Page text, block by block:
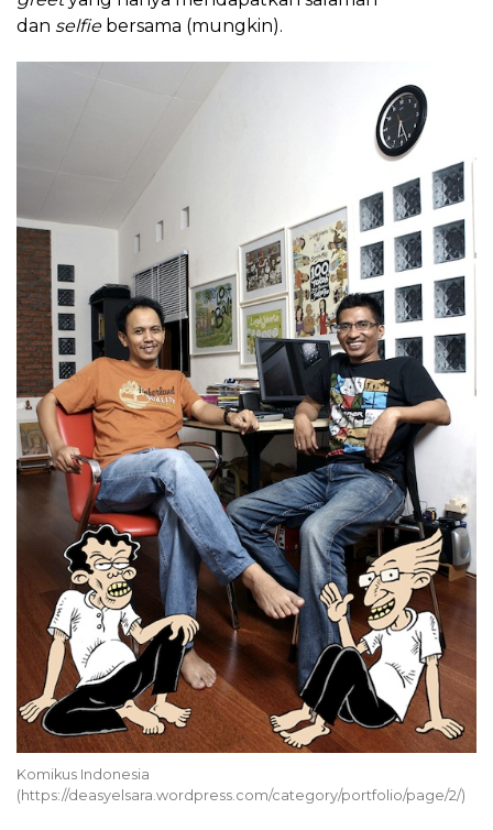
dan selfie bersama (mungkin).
Komikus Indonesia
(https://deasyelsara.wordpress.com/category/portfolio/page/2/)